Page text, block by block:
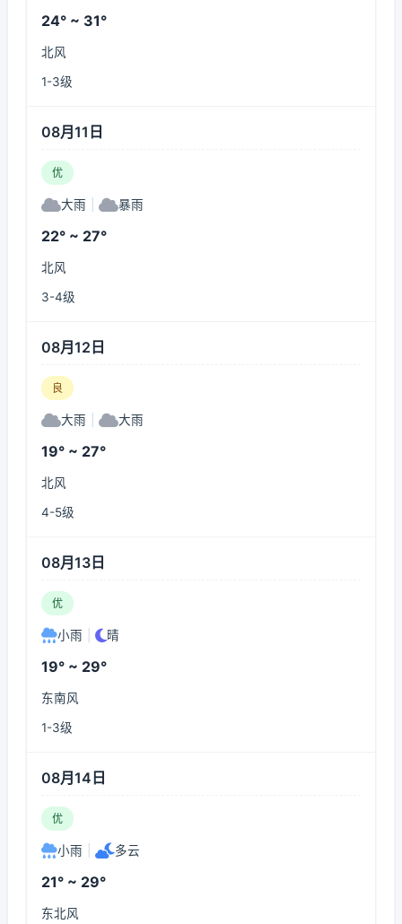
24° ~ 31°
北风
1-3级
08月11日
优
大雨 暴雨
22° ~ 27°
北风
3-4级
08月12日
良
大雨 大雨
19° ~ 27°
北风
4-5级
08月13日
优
小雨 晴
19° ~ 29°
东南风
1-3级
08月14日
优
小雨 多云
21° ~ 29°
东北风